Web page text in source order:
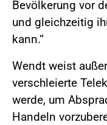
Bevölkerung vor
und gleichzeitig
kann.“
Wendt weist
verschleierte
werde, um
Handeln